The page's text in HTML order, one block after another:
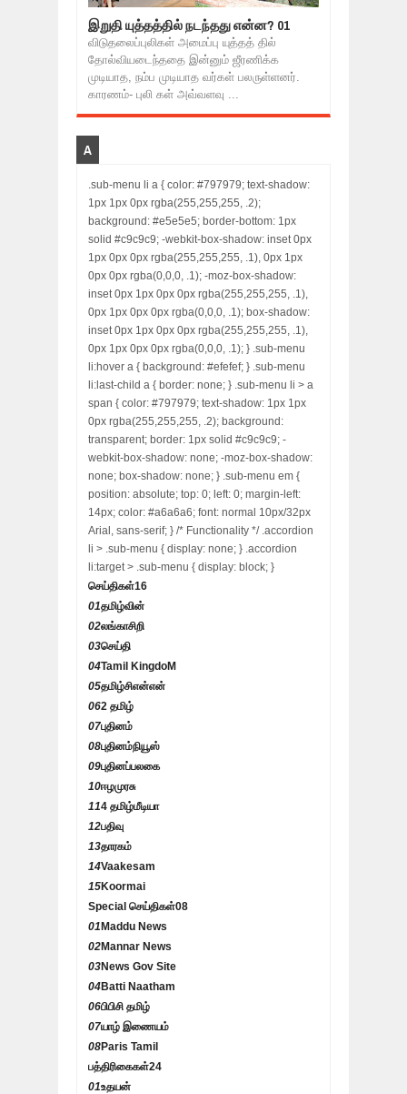
இறுதி யுத்தத்தில் நடந்தது என்ன? 01
விடுதலைப்புலிகள் அமைப்பு யுத்தத் தில்
தோல்வியடைந்ததை இன்னும் ஜீரணிக்க
முடியாத, நம்ப முடியாத வர்கள் பலருள்ளனர்.
காரணம்- புலி கள் அவ்வளவு ...
A
.sub-menu li a { color: #797979; text-shadow:
1px 1px 0px rgba(255,255,255, .2);
background: #e5e5e5; border-bottom: 1px
solid #c9c9c9; -webkit-box-shadow: inset 0px
1px 0px 0px rgba(255,255,255, .1), 0px 1px
0px 0px rgba(0,0,0, .1); -moz-box-shadow:
inset 0px 1px 0px 0px rgba(255,255,255, .1),
0px 1px 0px 0px rgba(0,0,0, .1); box-shadow:
inset 0px 1px 0px 0px rgba(255,255,255, .1),
0px 1px 0px 0px rgba(0,0,0, .1); } .sub-menu
li:hover a { background: #efefef; } .sub-menu
li:last-child a { border: none; } .sub-menu li > a
span { color: #797979; text-shadow: 1px 1px
0px rgba(255,255,255, .2); background:
transparent; border: 1px solid #c9c9c9; -
webkit-box-shadow: none; -moz-box-shadow:
none; box-shadow: none; } .sub-menu em {
position: absolute; top: 0; left: 0; margin-left:
14px; color: #a6a6a6; font: normal 10px/32px
Arial, sans-serif; } /* Functionality */ .accordion
li > .sub-menu { display: none; } .accordion
li:target > .sub-menu { display: block; }
செய்திகள்16
01தமிழ்வின்
02லங்காசிறி
03செய்தி
04Tamil KingdoM
05தமிழ்சிஎன்என்
062 தமிழ்
07புதினம்
08புதினம்நியூஸ்
09புதினப்பலகை
10ஈழமுரசு
114 தமிழ்மீடியா
12பதிவு
13தாரகம்
14Vaakesam
15Koormai
Special செய்திகள்08
01 Maddu News
02Mannar News
03News Gov Site
04Batti Naatham
06பிபிசி தமிழ்
07யாழ் இணையம்
08Paris Tamil
பத்திரிகைகள்24
01உதயன்